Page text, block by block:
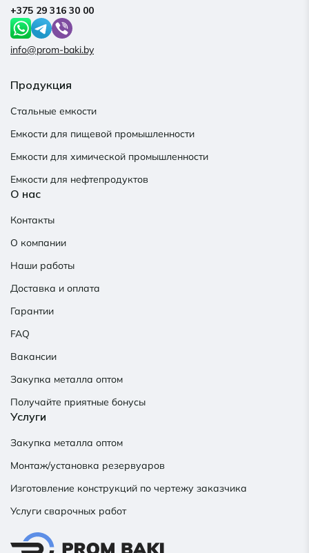
+375 29 316 30 00
info@prom-baki.by
Продукция
Стальные емкости
Емкости для пищевой промышленности
Емкости для химической промышленности
Емкости для нефтепродуктов
О нас
Контакты
О компании
Наши работы
Доставка и оплата
Гарантии
FAQ
Вакансии
Закупка металла оптом
Получайте приятные бонусы
Услуги
Закупка металла оптом
Монтаж/установка резервуаров
Изготовление конструкций по чертежу заказчика
Услуги сварочных работ